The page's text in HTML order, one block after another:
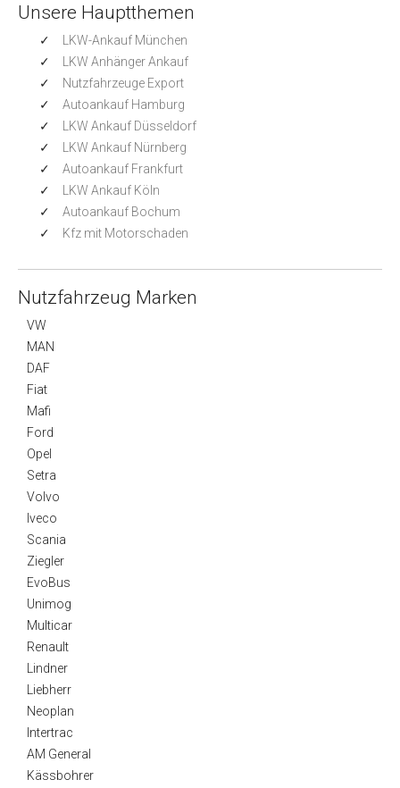
Unsere Hauptthemen
LKW-Ankauf München
LKW Anhänger Ankauf
Nutzfahrzeuge Export
Autoankauf Hamburg
LKW Ankauf Düsseldorf
LKW Ankauf Nürnberg
Autoankauf Frankfurt
LKW Ankauf Köln
Autoankauf Bochum
Kfz mit Motorschaden
Nutzfahrzeug Marken
VW
MAN
DAF
Fiat
Mafi
Ford
Opel
Setra
Volvo
Iveco
Scania
Ziegler
EvoBus
Unimog
Multicar
Renault
Lindner
Liebherr
Neoplan
Intertrac
AM General
Kässbohrer